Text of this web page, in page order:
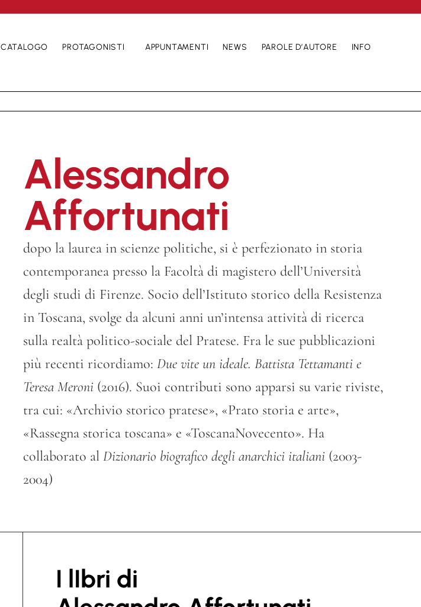
CATALOGO PROTAGONISTI APPUNTAMENTI NEWS PAROLE D’AUTORE INFO
Alessandro
Affortunati
dopo la laurea in scienze politiche, si è perfezionato in storia
contemporanea presso la Facoltà di magistero dell’Università
degli studi di Firenze. Socio dell’Istituto storico della Resistenza
in Toscana, svolge da alcuni anni un’intensa attività di ricerca
sulla realtà politico-sociale del Pratese. Fra le sue pubblicazioni
più recenti ricordiamo: Due vite un ideale. Battista Tettamanti e
Teresa Meroni (2016). Suoi contributi sono apparsi su varie riviste,
tra cui: «Archivio storico pratese», «Prato storia e arte»,
«Rassegna storica toscana» e «ToscanaNovecento». Ha
collaborato al Dizionario biografico degli anarchici italiani (2003-
2004)
I lIbri di